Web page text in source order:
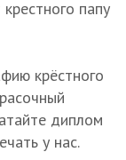
папу
крёстного
диплом
у нас.